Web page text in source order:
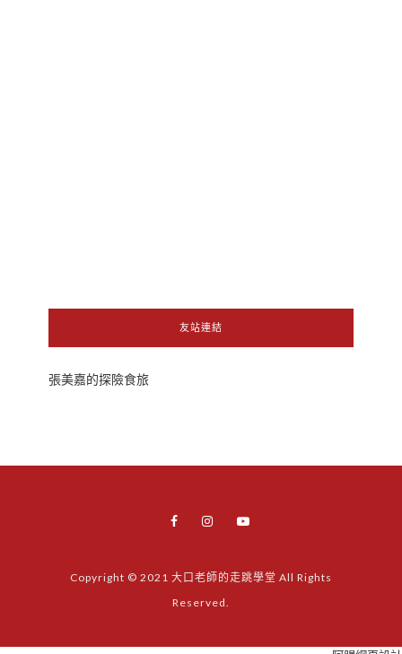
友站連結
張美嘉的探險食旅
Copyright © 2021 大口老師的走跳學堂 All Rights
Reserved.